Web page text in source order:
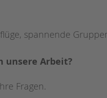
spannende
unsere Arbeit?
Fragen.